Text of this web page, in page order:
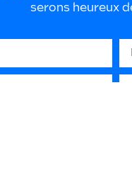
serons heureux